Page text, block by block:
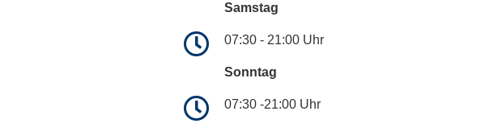
Samstag
07:30 - 21:00 Uhr
Sonntag
07:30 -21:00 Uhr